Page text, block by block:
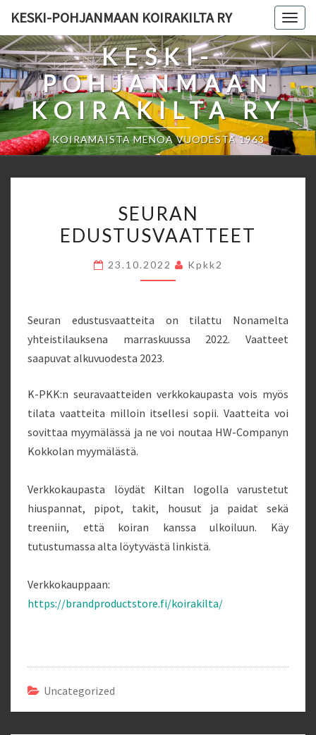
content
KESKI-POHJANMAAN KOIRAKILTA RY
KESKI-
POHJANMAAN
KOIRAKILTA RY
KOIRAMAISTA MENOA VUODESTA 1963
EDUSTUSVAATTEET
SEURAN
EDUSTUSVAATTEET
23.10.2022 Kpkk2
Seuran edustusvaatteita on tilattu Nonamelta
yhteistilauksena marraskuussa 2022. Vaatteet
saapuvat alkuvuodesta 2023.
K-PKK:n seuravaatteiden verkkokaupasta vois myös
tilata vaatteita milloin itsellesi sopii. Vaatteita voi
sovittaa myymälässä ja ne voi noutaa HW-Companyn
Kokkolan myymälästä.
Verkkokaupasta löydät Kiltan logolla varustetut
hiuspannat, pipot, takit, housut ja paidat sekä
treeniin, että koiran kanssa ulkoiluun. Käy
tutustumassa alta löytyvästä linkistä.
Verkkokauppaan:
https://brandproductstore.fi/koirakilta/
Uncategorized